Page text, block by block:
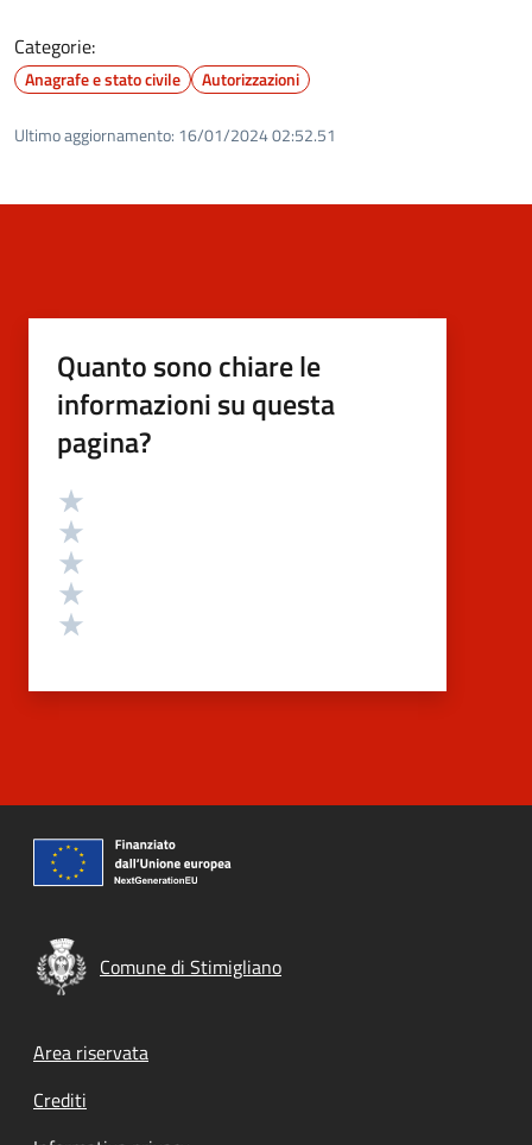
Categorie:
Anagrafe e stato civile Autorizzazioni
Ultimo aggiornamento: 16/01/2024 02:52.51
Quanto sono chiare le
informazioni su questa
pagina?
Valutazione
Comune di Stimigliano
Footer menu
Area riservata
Crediti